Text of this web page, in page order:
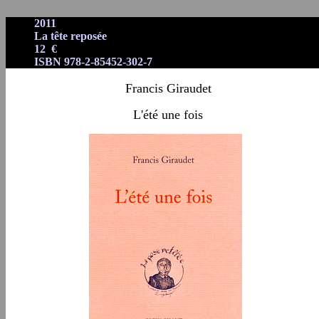
2011
La tête reposée
12 €
ISBN 978-2-85452-302-7
Francis Giraudet
L'été une fois